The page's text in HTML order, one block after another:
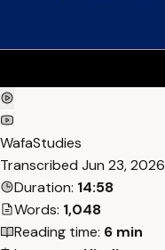
WafaStudies
Transcribed Jun 23, 2026
Duration: 14:58
Words: 1,048
Reading time: 6 min